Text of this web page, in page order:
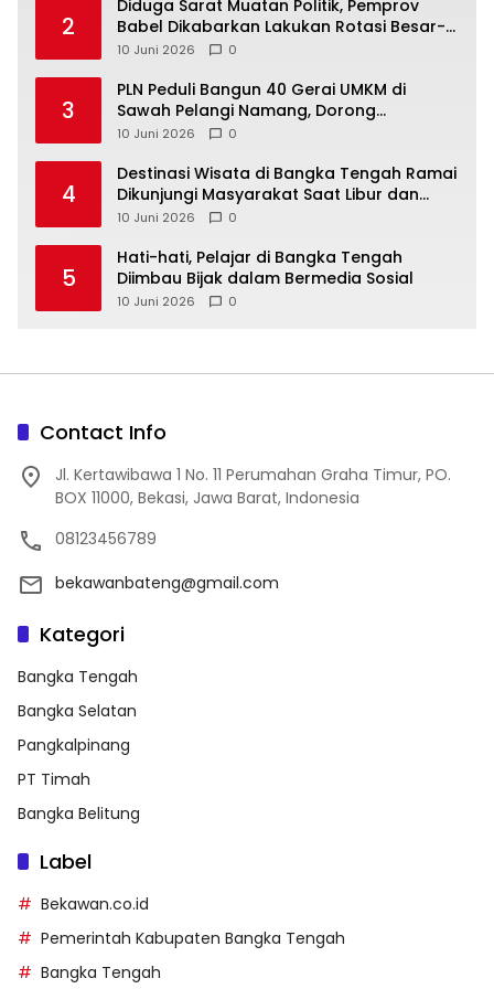
2
‎Diduga Sarat Muatan Politik, Pemprov
Babel Dikabarkan Lakukan Rotasi Besar-
10 Juni 2026 0
3
‎PLN Peduli Bangun 40 Gerai UMKM di
Sawah Pelangi Namang, Dorong
10 Juni 2026 0
4
‎Destinasi Wisata di Bangka Tengah Ramai
Dikunjungi Masyarakat Saat Libur dan
Akhir Pekan
10 Juni 2026 0
5
‎Hati-hati, Pelajar di Bangka Tengah
Diimbau Bijak dalam Bermedia Sosial
10 Juni 2026 0
Contact Info
Jl. Kertawibawa 1 No. 11 Perumahan Graha Timur, PO.
BOX 11000, Bekasi, Jawa Barat, Indonesia
08123456789
bekawanbateng@gmail.com
Kategori
Bangka Tengah
Bangka Selatan
Pangkalpinang
PT Timah
Bangka Belitung
Label
Bekawan.co.id
Pemerintah Kabupaten Bangka Tengah
Bangka Tengah